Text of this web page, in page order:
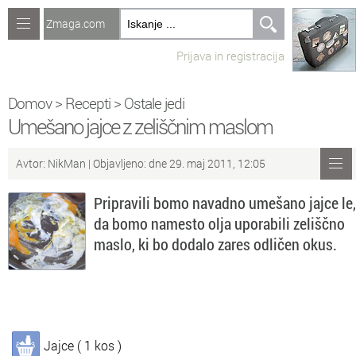
Računalništvo
Recepti
Naredi sam
Forum
Preverjanje znanja
Sv Sveže teme na forumu
Zmaga.com
Prijava in registracija
Domov> Recepti > Ostale jedi
Umešano jajce z zeliščnim maslom
Avtor: NikMan | Objavljeno: dne 29. maj 2011, 12:05
Pripravili bomo navadno umešano jajce le,
da bomo namesto olja uporabili zeliščno
maslo, ki bo dodalo zares odličen okus.
Jajce ( 1 kos )